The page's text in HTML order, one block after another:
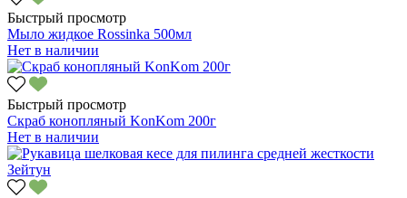
Быстрый просмотр
Мыло жидкое Rossinka 500мл
Нет в наличии
Быстрый просмотр
Скраб конопляный KonKom 200г
Нет в наличии